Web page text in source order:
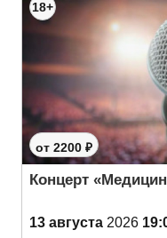
18+
от 2200 ₽
Концерт
13 августа 2026